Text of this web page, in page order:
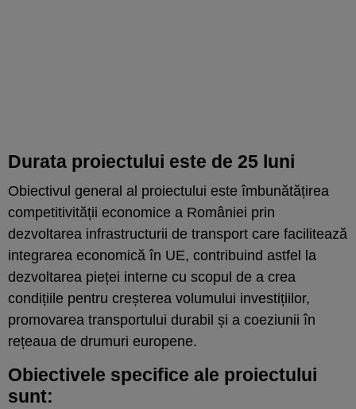
Durata proiectului este de 25 luni
Obiectivul general al proiectului este îmbunătățirea
competitivității economice a României prin
dezvoltarea infrastructurii de transport care facilitează
integrarea economică în UE, contribuind astfel la
dezvoltarea pieței interne cu scopul de a crea
condițiile pentru creșterea volumului investițiilor,
promovarea transportului durabil și a coeziunii în
rețeaua de drumuri europene.
Obiectivele specifice ale proiectului
sunt: